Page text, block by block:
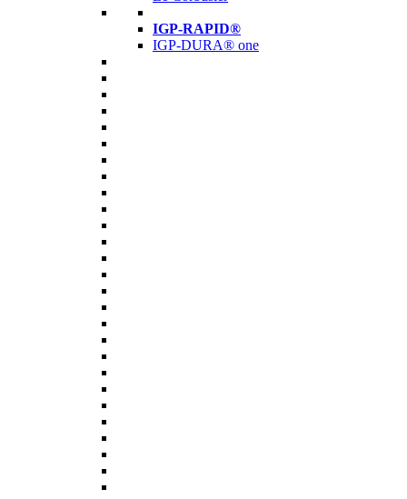
IGP-RAPID®
IGP-DURA® one